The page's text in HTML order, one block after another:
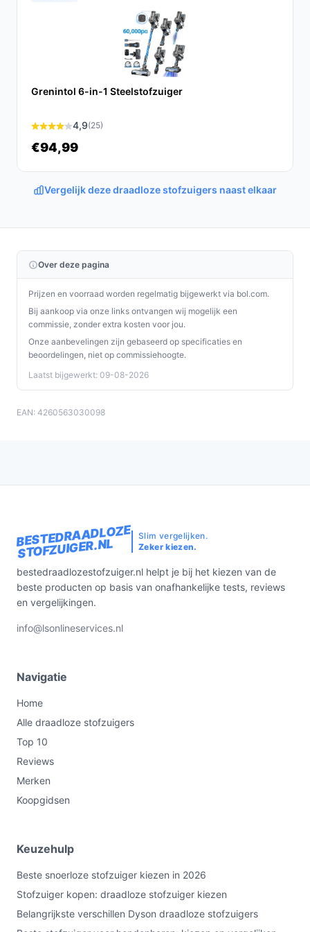
Ontdek alle specificaties en vergelijk prijzen op
bestedraadlozestofzuiger.nl. Kies bewust wat perfect
past bij jouw behoeften!
Grenintol 6-in-1 Steelstofzuiger
4,9(25)
€94,99
Vergelijk deze draadloze stofzuigers naast elkaar
Over deze pagina
Prijzen en voorraad worden regelmatig bijgewerkt via bol.com.
Bij aankoop via onze links ontvangen wij mogelijk een
commissie, zonder extra kosten voor jou.
Onze aanbevelingen zijn gebaseerd op specificaties en
beoordelingen, niet op commissiehoogte.
Laatst bijgewerkt: 09-08-2026
EAN: 4260563030098
BESTEDRAADLOZE
STOFZUIGER.NL
Slim vergelijken.
Zeker kiezen.
bestedraadlozestofzuiger.nl helpt je bij het kiezen van de
beste producten op basis van onafhankelijke tests, reviews
en vergelijkingen.
info@lsonlineservices.nl
Navigatie
Home
Alle draadloze stofzuigers
Top 10
Reviews
Merken
Koopgidsen
Keuzehulp
Beste snoerloze stofzuiger kiezen in 2026
Stofzuiger kopen: draadloze stofzuiger kiezen
Belangrijkste verschillen Dyson draadloze stofzuigers